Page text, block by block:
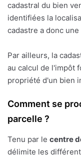
cadastral du bien
identifiées la
cadastre a donc
Par ailleurs, la
au calcul de l'impôt
propriété d'un bien
Comment se
parcelle ?
Tenu par le centre
délimite les